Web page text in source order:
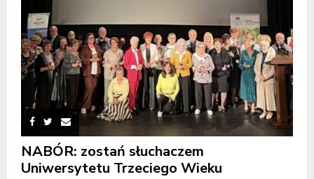
NABÓR: zostań słuchaczem
Uniwersytetu Trzeciego Wieku